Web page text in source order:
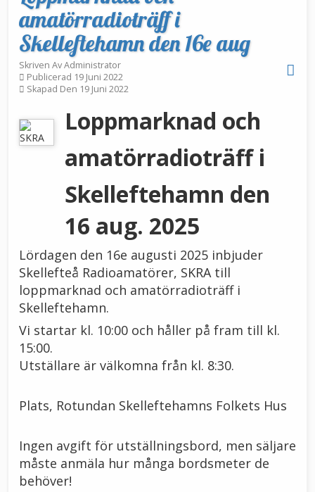
amatörradioträff i
Skelleftehamn den 16e aug
Skriven AvAdministrator
Publicerad 19 Juni 2022
Skapad Den 19 Juni 2022
Loppmarknad och
amatörradioträff i
Skelleftehamn den
16 aug. 2025
Lördagen den 16e augusti 2025 inbjuder
Skellefteå Radioamatörer, SKRA till
loppmarknad och amatörradioträff i
Skelleftehamn.
Vi startar kl. 10:00 och håller på fram till kl.
15:00.
Utställare är välkomna från kl. 8:30.
Plats, Rotundan Skelleftehamns Folkets Hus
Ingen avgift för utställningsbord, men säljare
måste anmäla hur många bordsmeter de
behöver!